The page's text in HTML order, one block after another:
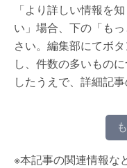
「より詳しい情報を
い」場合、下の「も
さい。編集部にてボ
し、件数の多いもの
したうえで、詳細記
※本記事の関連情報な